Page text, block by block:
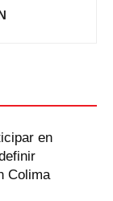
en
Colima